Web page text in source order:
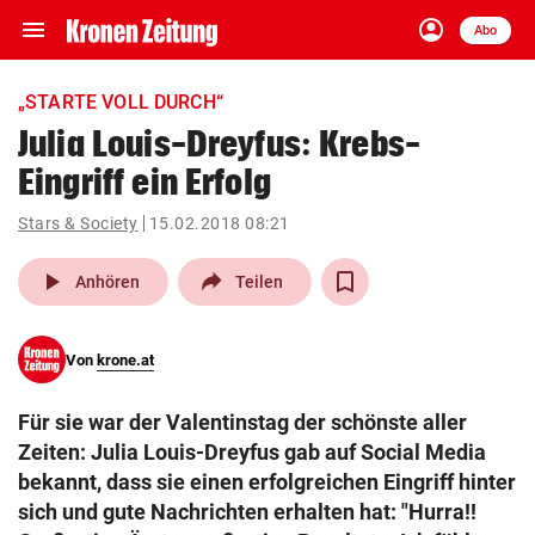
menu Navigation
ein-/ausklappen
account_circle
Anmelden
Abo
close Schließen
account_circle Anmelden
pin_drop
Wien arrow_right
search
eingeben
„STARTE VOLL DURCH“
Julia Louis-Dreyfus: Krebs-
Eingriff ein Erfolg
Stars & Society 15.02.2018 08:21
play_arrow Anhören Teilen
Von krone.at
Für sie war der Valentinstag der schönste aller
Zeiten: Julia Louis-Dreyfus gab auf Social Media
bekannt, dass sie einen erfolgreichen Eingriff hinter
sich und gute Nachrichten erhalten hat: "Hurra!!